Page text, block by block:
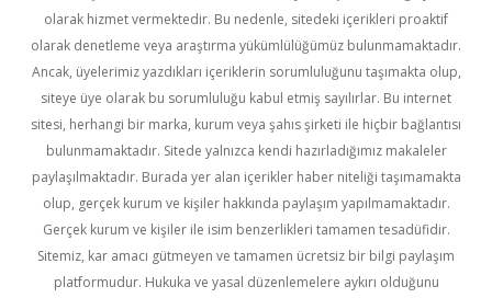
olarak hizmet vermektedir. Bu nedenle, sitedeki içerikleri proaktif
olarak denetleme veya araştırma yükümlülüğümüz bulunmamaktadır.
Ancak, üyelerimiz yazdıkları içeriklerin sorumluluğunu taşımakta olup,
siteye üye olarak bu sorumluluğu kabul etmiş sayılırlar. Bu internet
sitesi, herhangi bir marka, kurum veya şahıs şirketi ile hiçbir bağlantısı
bulunmamaktadır. Sitede yalnızca kendi hazırladığımız makaleler
paylaşılmaktadır. Burada yer alan içerikler haber niteliği taşımamakta
olup, gerçek kurum ve kişiler hakkında paylaşım yapılmamaktadır.
Gerçek kurum ve kişiler ile isim benzerlikleri tamamen tesadüfidir.
Sitemiz, kar amacı gütmeyen ve tamamen ücretsiz bir bilgi paylaşım
platformudur. Hukuka ve yasal düzenlemelere aykırı olduğunu